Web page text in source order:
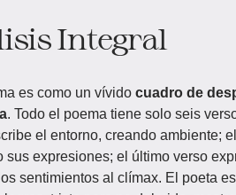
Integral
es como un vívido cuadro de
. Todo el poema tiene solo seis
el entorno, creando ambiente;
sus expresiones; el último verso
sentimientos al clímax. El poeta